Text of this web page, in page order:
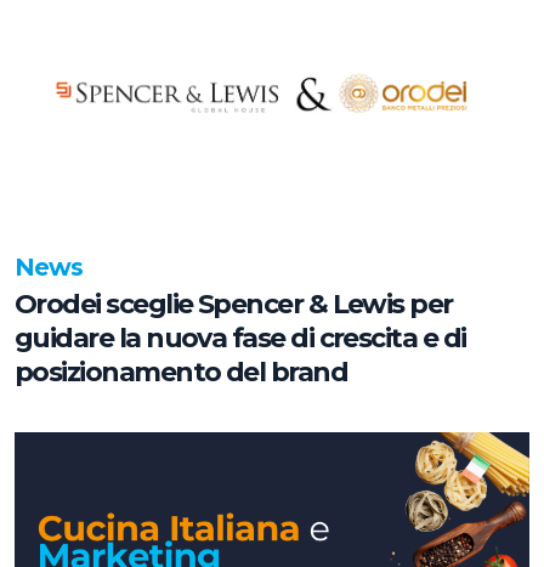
News
Orodei sceglie Spencer & Lewis per
guidare la nuova fase di crescita e di
posizionamento del brand